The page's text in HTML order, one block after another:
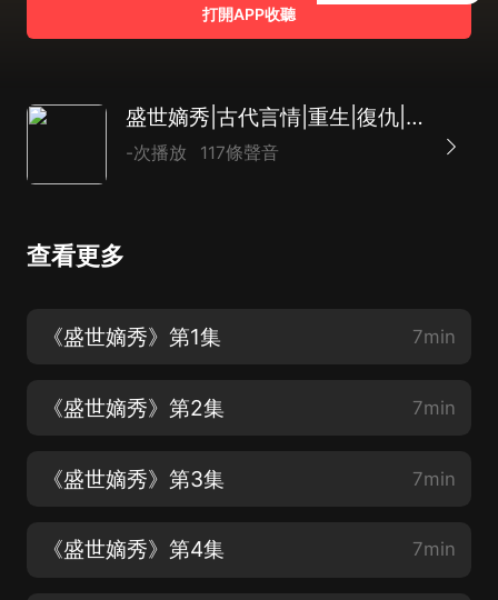
打開APP收聽
盛世嫡秀|古代言情|重生|復仇|爽文|AI多播
-次播放 117條聲音
查看更多
《盛世嫡秀》第1集 7min
《盛世嫡秀》第2集 7min
《盛世嫡秀》第3集 7min
《盛世嫡秀》第4集 7min